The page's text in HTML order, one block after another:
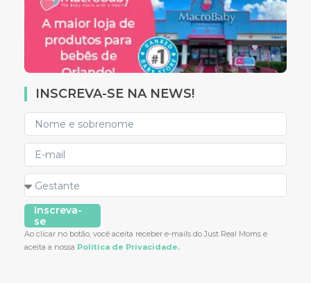
INSCREVA-SE NA NEWS!
Inscreva-
se
Ao clicar no botão, você aceita receber e-mails do Just Real Moms e
aceita a nossa Política de Privacidade.